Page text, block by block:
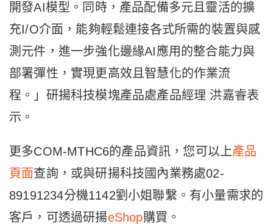
開發AI模型。同時，產品配備多元且靈活的擴
充I/O介面，能夠輕鬆連接各式所需的裝置與感
測元件，進一步強化邊緣AI應用的整合能力與
部署彈性，實現更高效且智慧化的作業流
程。」研揚科技模塊產品處產品經理 洪嘉睿表
示。
更多COM-MTHC6的產品資訊，您可以上產品
頁面查詢，或與研揚科技國內業務處02-
89191234分機1142劉小姐聯繫。有小量需求的
客戶，可透過研揚eShop購買。